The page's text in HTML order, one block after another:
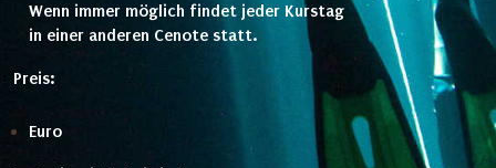
Wenn immer möglich findet jeder Kurstag
in einer anderen Cenote statt.
Preis:
Euro